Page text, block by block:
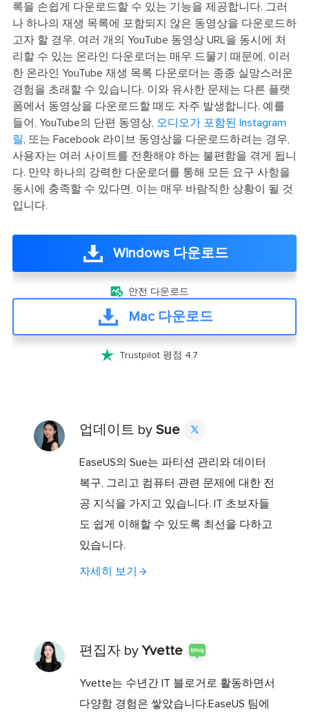
록을 손쉽게 다운로드할 수 있는 기능을 제공합니다. 그러
나 하나의 재생 목록에 포함되지 않은 동영상을 다운로드하
고자 할 경우, 여러 개의 YouTube 동영상 URL을 동시에 처
리할 수 있는 온라인 다운로더는 매우 드물기 때문에, 이러
한 온라인 YouTube 재생 목록 다운로더는 종종 실망스러운
경험을 초래할 수 있습니다. 이와 유사한 문제는 다른 플랫
폼에서 동영상을 다운로드할 때도 자주 발생합니다. 예를
들어, YouTube의 단편 동영상, 오디오가 포함된 Instagram
릴
, 또는 Facebook 라이브 동영상을 다운로드하려는 경우,
사용자는 여러 사이트를 전환해야 하는 불편함을 겪게 됩니
다. 만약 하나의 강력한 다운로더를 통해 모든 요구 사항을
동시에 충족할 수 있다면, 이는 매우 바람직한 상황이 될 것
입니다.
Windows 다운로드
 안전 다운로드
Mac 다운로드
 Trustpilot 평점 4.7
업데이트 by Sue 
EaseUS의 Sue는 파티션 관리와 데이터
복구, 그리고 컴퓨터 관련 문제에 대한 전
공 지식을 가지고 있습니다. IT 초보자들
도 쉽게 이해할 수 있도록 최선을 다하고
있습니다.
자세히 보기
편집자 byYvette
Yvette는 수년간 IT 블로거로 활동하면서
다양함 경험은 쌓았습니다.EaseUS 팀에